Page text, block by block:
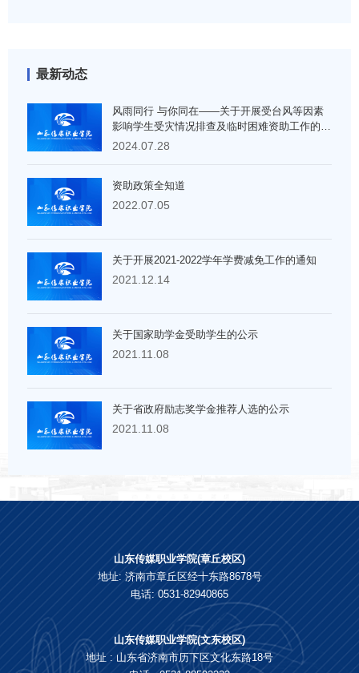
最新动态
风雨同行 与你同在——关于开展受台风等因素
影响学生受灾情况排查及临时困难资助工作的通
知
2024.07.28
资助政策全知道
2022.07.05
关于开展2021-2022学年学费减免工作的通知
2021.12.14
关于国家助学金受助学生的公示
2021.11.08
关于省政府励志奖学金推荐人选的公示
2021.11.08
山东传媒职业学院(章丘校区)
地址: 济南市章丘区经十东路8678号
电话: 0531-82940865
山东传媒职业学院(文东校区)
地址 : 山东省济南市历下区文化东路18号